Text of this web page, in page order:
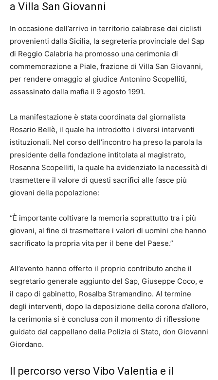
a Villa San Giovanni
In occasione dell’arrivo in territorio calabrese dei ciclisti
provenienti dalla Sicilia, la segreteria provinciale del Sap
di Reggio Calabria ha promosso una cerimonia di
commemorazione a Piale, frazione di Villa San Giovanni,
per rendere omaggio al giudice Antonino Scopelliti,
assassinato dalla mafia il 9 agosto 1991.
La manifestazione è stata coordinata dal giornalista
Rosario Bellè, il quale ha introdotto i diversi interventi
istituzionali. Nel corso dell’incontro ha preso la parola la
presidente della fondazione intitolata al magistrato,
Rosanna Scopelliti, la quale ha evidenziato la necessità di
trasmettere il valore di questi sacrifici alle fasce più
giovani della popolazione:
“È importante coltivare la memoria soprattutto tra i più
giovani, al fine di trasmettere i valori di uomini che hanno
sacrificato la propria vita per il bene del Paese.”
All’evento hanno offerto il proprio contributo anche il
segretario generale aggiunto del Sap, Giuseppe Coco, e
il capo di gabinetto, Rosalba Stramandino. Al termine
degli interventi, dopo la deposizione della corona d’alloro,
la cerimonia si è conclusa con il momento di riflessione
guidato dal cappellano della Polizia di Stato, don Giovanni
Giordano.
Il percorso verso Vibo Valentia e il